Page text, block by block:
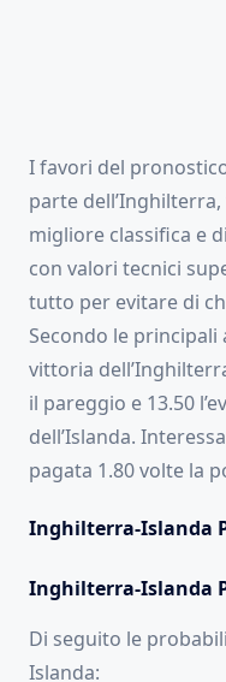
I favori del
parte
migliore classifica e
con valori tecnici
tutto per evitare di
Secondo le principali
vittoria
il pareggio e 13.50
dell’Islanda.
pagata 1.80 volte la
Inghilterra-Islanda
Inghilterra-Islanda
Di seguito le
Islanda: